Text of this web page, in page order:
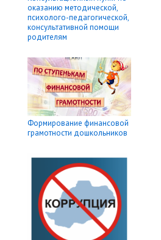
оказанию методической,
психолого-педагогической,
консультативной помощи
родителям
Формирование финансовой
грамотности дошкольников